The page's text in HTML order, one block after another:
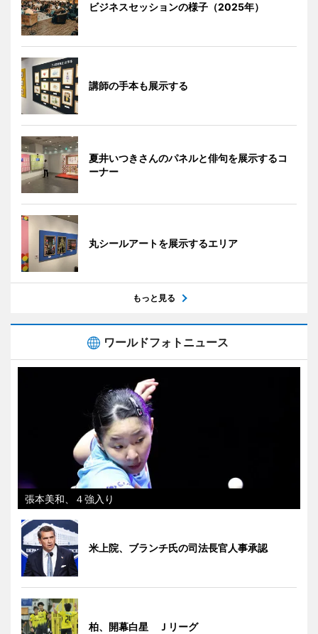
ビジネスセッションの様子（2025年）
講師の手本も展示する
夏井いつきさんのパネルと俳句を展示するコ
ーナー
丸シールアートを展示するエリア
もっと見る
ワールドフォトニュース
張本美和、４強入り
米上院、ブランチ氏の司法長官人事承認
柏、開幕白星 Ｊリーグ